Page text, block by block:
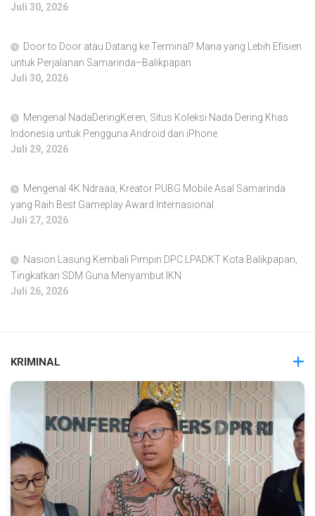
Juli 30, 2026
Door to Door atau Datang ke Terminal? Mana yang Lebih Efisien
untuk Perjalanan Samarinda–Balikpapan
Juli 30, 2026
Mengenal NadaDeringKeren, Situs Koleksi Nada Dering Khas
Indonesia untuk Pengguna Android dan iPhone
Juli 29, 2026
Mengenal 4K Ndraaa, Kreator PUBG Mobile Asal Samarinda
yang Raih Best Gameplay Award Internasional
Juli 27, 2026
Nasion Lasung Kembali Pimpin DPC LPADKT Kota Balikpapan,
Tingkatkan SDM Guna Menyambut IKN
Juli 26, 2026
KRIMINAL